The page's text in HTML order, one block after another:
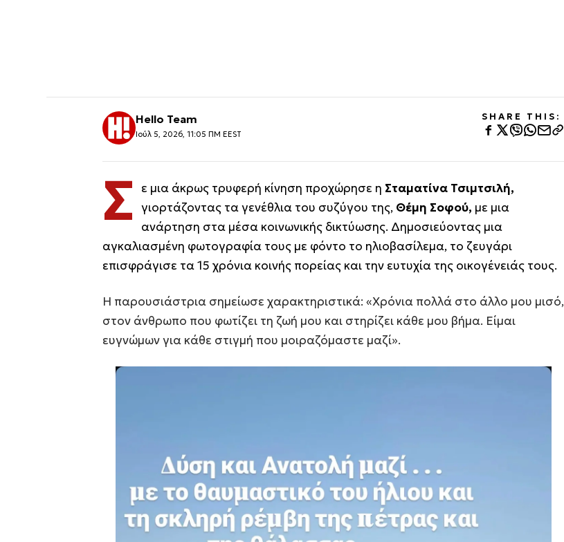
Hello Team
Ιούλ 5, 2026, 11:05 ΠΜ EEST
SHARE THIS:
Σ ε μια άκρως τρυφερή κίνηση προχώρησε η Σταματίνα Τσιμτσιλή,
γιορτάζοντας τα γενέθλια του συζύγου της, Θέμη Σοφού, με μια
ανάρτηση στα μέσα κοινωνικής δικτύωσης. Δημοσιεύοντας μια
αγκαλιασμένη φωτογραφία τους με φόντο το ηλιοβασίλεμα, το ζευγάρι
επισφράγισε τα 15 χρόνια κοινής πορείας και την ευτυχία της οικογένειάς τους.
Η παρουσιάστρια σημείωσε χαρακτηριστικά: «Χρόνια πολλά στο άλλο μου μισό,
στον άνθρωπο που φωτίζει τη ζωή μου και στηρίζει κάθε μου βήμα. Είμαι
ευγνώμων για κάθε στιγμή που μοιραζόμαστε μαζί».